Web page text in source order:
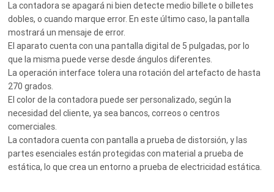
La contadora se apagará ni bien detecte medio billete o billetes
dobles, o cuando marque error. En este último caso, la pantalla
mostrará un mensaje de error.
El aparato cuenta con una pantalla digital de 5 pulgadas, por lo
que la misma puede verse desde ángulos diferentes.
La operación interface tolera una rotación del artefacto de hasta
270 grados.
El color de la contadora puede ser personalizado, según la
necesidad del cliente, ya sea bancos, correos o centros
comerciales.
La contadora cuenta con pantalla a prueba de distorsión, y las
partes esenciales están protegidas con material a prueba de
estática, lo que crea un entorno a prueba de electricidad estática.